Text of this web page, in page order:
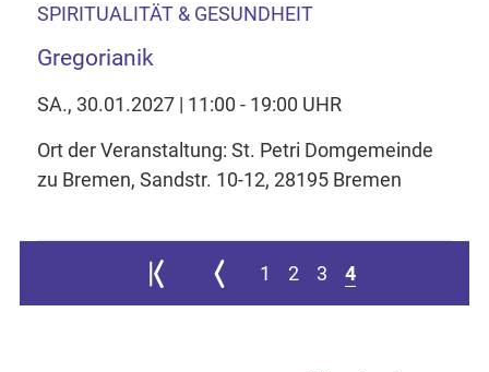
SPIRITUALITÄT & GESUNDHEIT
Gregorianik
SA., 30.01.2027 | 11:00 - 19:00 UHR
Ort der Veranstaltung: St. Petri Domgemeinde
zu Bremen, Sandstr. 10-12, 28195 Bremen
Zur ersten Seite springen
Zur vorherigen Seite
1 2 3 4